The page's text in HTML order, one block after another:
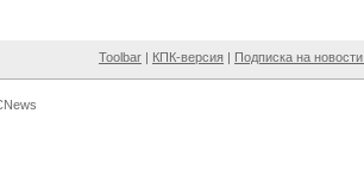
Toolbar | КПК-версия | Подписка на новости